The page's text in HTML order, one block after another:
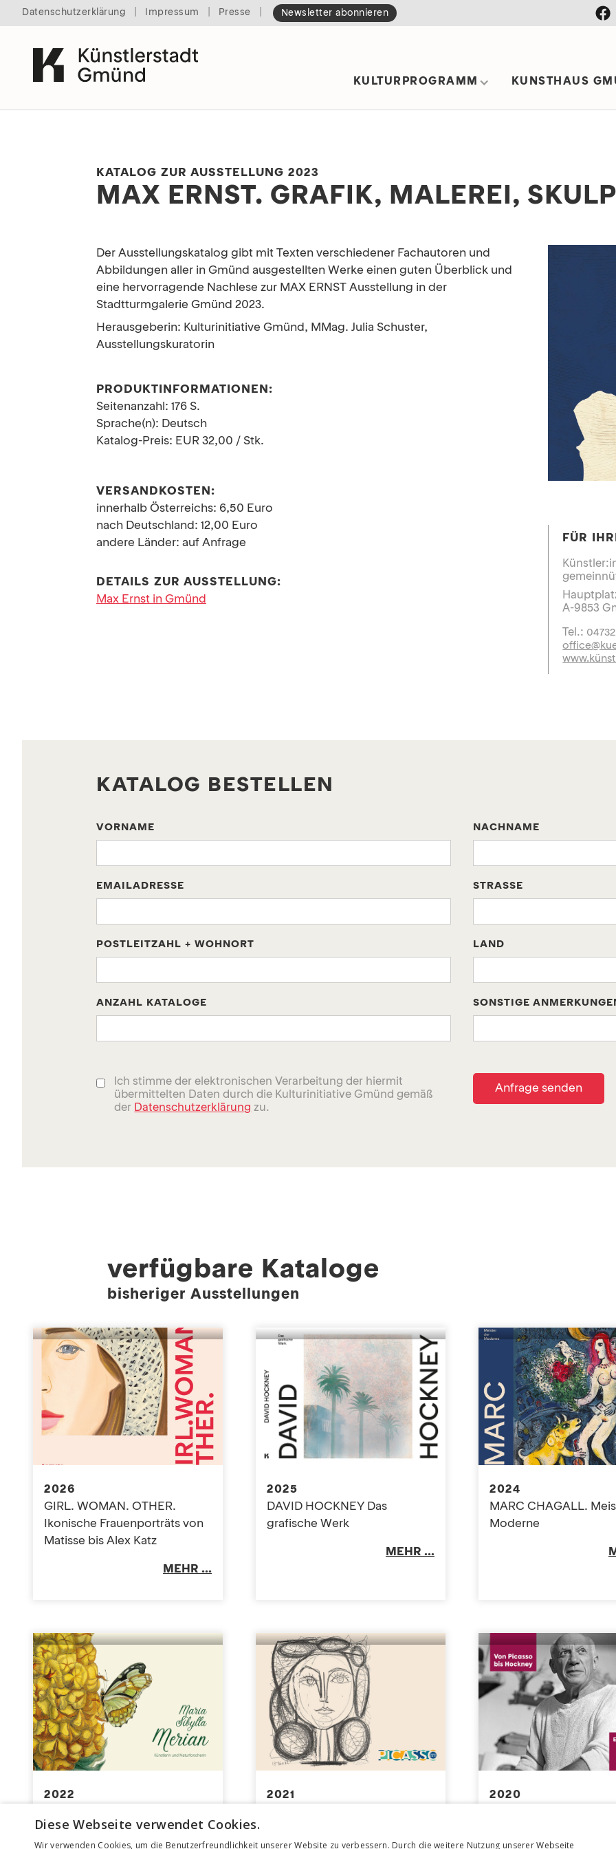
Datenschutzerklärung Impressum Presse Newsletter abonnieren
KULTURPROGRAMM KUNSTHAUS
KATALOG ZUR AUSSTELLUNG 2023
MAX ERNST. GRAFIK, MALEREI,
Der Ausstellungskatalog gibt mit Texten verschiedener Fachautoren und
Abbildungen aller in Gmünd ausgestellten Werke einen guten Überblick und
eine hervorragende Nachlese zur MAX ERNST Ausstellung in der
Stadtturmgalerie Gmünd 2023.
Herausgeberin: Kulturinitiative Gmünd, MMag. Julia Schuster,
Ausstellungskuratorin
PRODUKTINFORMATIONEN:
Seitenanzahl: 176 S.
Sprache(n): Deutsch
Katalog-Preis: EUR 32,00 / Stk.
VERSANDKOSTEN:
innerhalb Österreichs: 6,50 Euro
nach Deutschland: 12,00 Euro
andere Länder: auf Anfrage
DETAILS ZUR AUSSTELLUNG:
Max Ernst in Gmünd
FÜR
A-9853
Tel.:
KATALOG BESTELLEN
VORNAME NACHNAME
EMAILADRESSE STRASSE
POSTLEITZAHL + WOHNORT LAND
ANZAHL KATALOGE SONSTIGE
Ich stimme der elektronischen Verarbeitung der hiermit
übermittelten Daten durch die Kulturinitiative Gmünd gemäß
der Datenschutzerklärung zu.
verfügbare Kataloge
bisheriger Ausstellungen
2026
GIRL. WOMAN. OTHER.
Ikonische Frauenporträts von
Matisse bis Alex Katz
MEHR ...
2025
DAVID HOCKNEY Das
grafische Werk
MEHR ...
2024
MARC CHAGALL.
Moderne
2022
Künstlerin und Naturforscherin
2021
2020
Künstlerfotograf
Diese Webseite verwendet Cookies.
Wir verwenden Cookies, um die Benutzerfreundlichkeit unserer Website zu verbessern. Durch die weitere Nutzung unserer Webseite